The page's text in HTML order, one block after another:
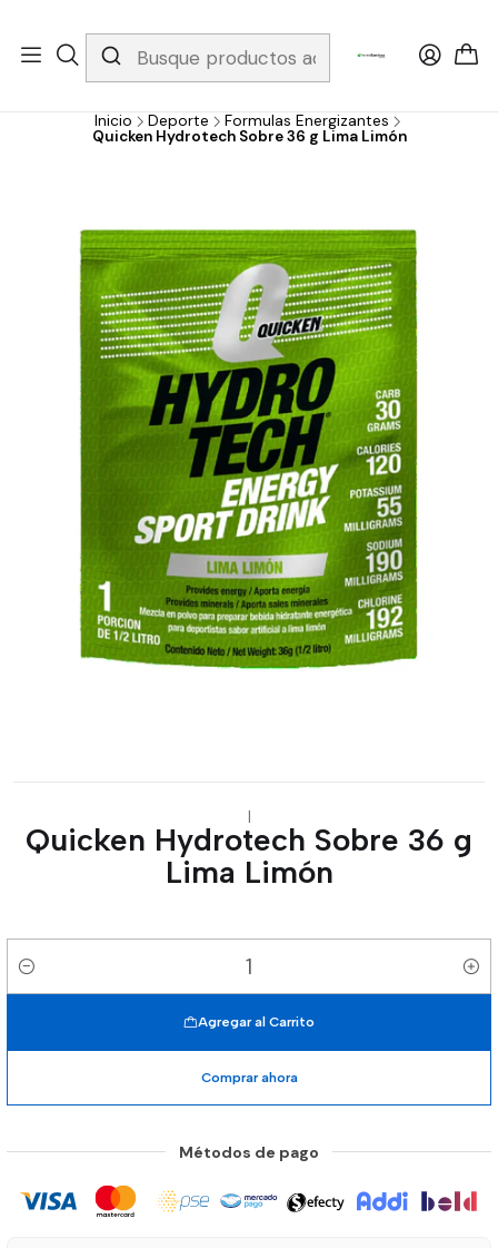
Whatsapp 3229079958/ Fijo 6019251796 / Envios a todo el país y
gratis apartir de 199.000!
Inicio Deporte
Formulas Energizantes
Quicken Hydrotech Sobre 36 g Lima Limón
|
Quicken Hydrotech Sobre 36 g
Lima Limón
Cantidad
Agregar al Carrito
Comprar ahora
Métodos de pago